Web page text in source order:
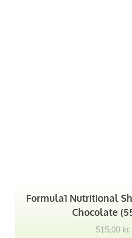
Formula1 Nutritional
Chocolate
515,00 kr.